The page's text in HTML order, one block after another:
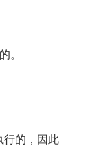
。
行的，因此